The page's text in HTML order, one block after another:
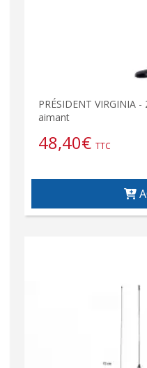
PRÉSIDENT VIRGINIA
aimant
48,40€ TTC